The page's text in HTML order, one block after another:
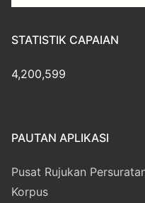
STATISTIK CAPAIAN
4,200,599
PAUTAN APLIKASI
Pusat Rujukan
Korpus